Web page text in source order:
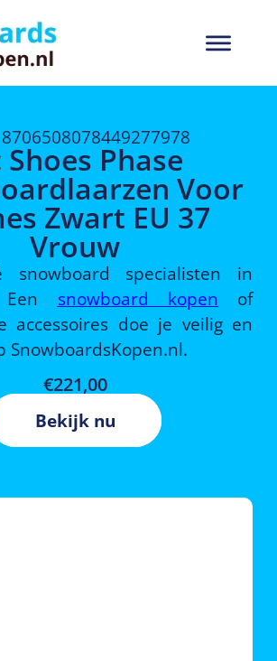
8706508078449277978
Shoes Phase
Voor
Zwart EU 37
Vrouw
specialisten in
Een snowboard kopen of
accessoires doe je veilig en
SnowboardsKopen.nl.
€221,00
Bekijk nu